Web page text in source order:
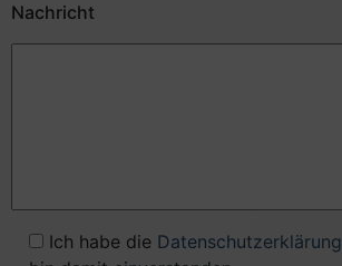
Nachricht
Ich habe die Datenschutzerklärung